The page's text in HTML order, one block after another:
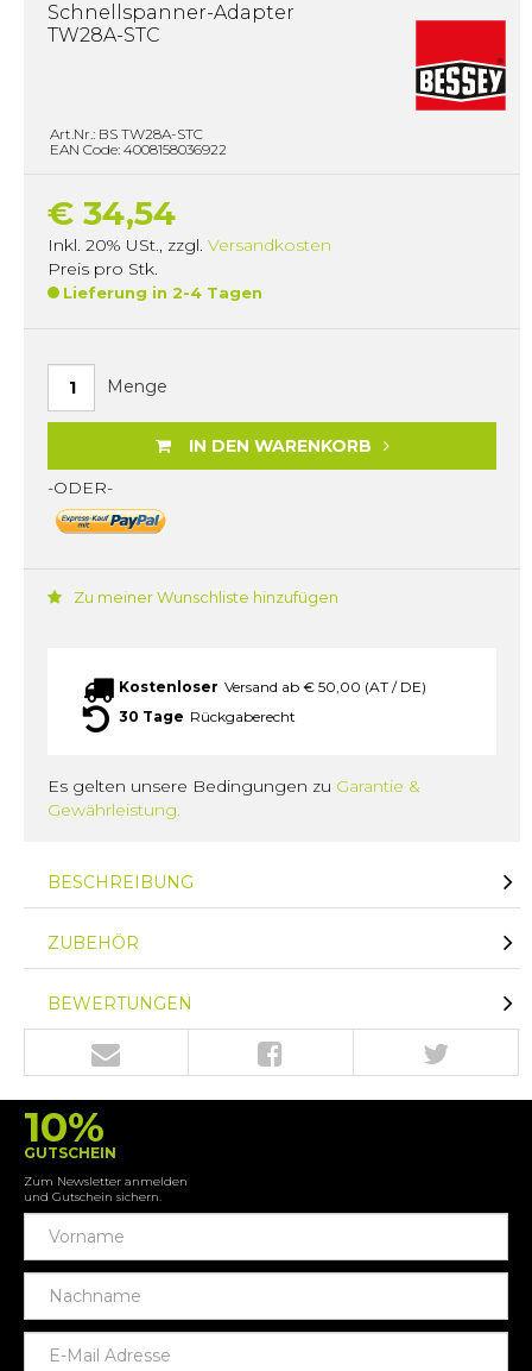
Schnellspanner-Adapter
TW28A-STC
Art.Nr.: BS TW28A-STC
EAN Code: 4008158036922
€ 34,54
Inkl. 20% USt., zzgl. Versandkosten
Preis pro Stk.
Lieferung in 2-4 Tagen
Menge
IN DEN WARENKORB
-ODER-
Zu meiner Wunschliste hinzufügen
Kostenloser Versand ab € 50,00 (AT / DE)
30 Tage Rückgaberecht
Es gelten unsere Bedingungen zu Garantie &
Gewährleistung.
BESCHREIBUNG
ZUBEHÖR
BEWERTUNGEN
10%
GUTSCHEIN
Zum Newsletter anmelden
und Gutschein sichern.